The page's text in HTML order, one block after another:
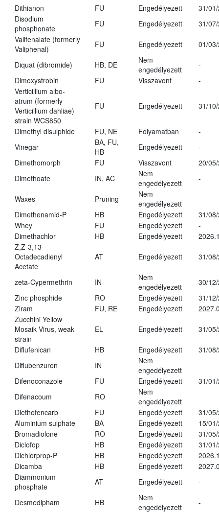
Dithianon
FU Engedélyezett
31/
Disodium
phosphonate
FU Engedélyezett
31/
Valifenalate (formerly
Valiphenal)
FU Engedélyezett 01/
Diquat (dibromide) HB, DE
Nem
engedélyezett
-
Dimoxystrobin
FU Visszavont
-
Verticillium albo-
atrum (formerly
Verticillium dahliae)
strain WCS850
FU Engedélyezett 31/
Dimethyl disulphide FU, NE Folyamatban
-
Vinegar
BA, FU,
HB
Engedélyezett
-
Dimethomorph
FU Visszavont
20/
Dimethoate
IN, AC
Nem
engedélyezett
-
Waxes Pruning
Nem
engedélyezett
-
Dimethenamid-P
HB Engedélyezett
31/
Whey
FU Engedélyezett
-
Dimethachlor
HB Engedélyezett
Z,Z-3,13-
Octadecadienyl
Acetate
AT Engedélyezett 31/
zeta-Cypermethrin IN
Nem
engedélyezett
30/
Zinc phosphide
RO Engedélyezett
31/
Ziram
FU, RE Engedélyezett
Zucchini Yellow
Mosaik Virus, weak
strain
EL Engedélyezett 31/
Diflufenican HB Engedélyezett
31/
Diflubenzuron
IN
Nem
engedélyezett
Difenoconazole
FU Engedélyezett
31/
Difenacoum
RO
Nem
engedélyezett
Diethofencarb
FU Engedélyezett
31/
Aluminium sulphate
BA Engedélyezett
15/
Bromadiolone
RO Engedélyezett
31/
Diclofop
HB Engedélyezett
31/
Dichlorprop-P
HB Engedélyezett
Dicamba
HB Engedélyezett
Diammonium
phosphate
AT Engedélyezett -
Desmedipham HB
Nem
engedélyezett
-